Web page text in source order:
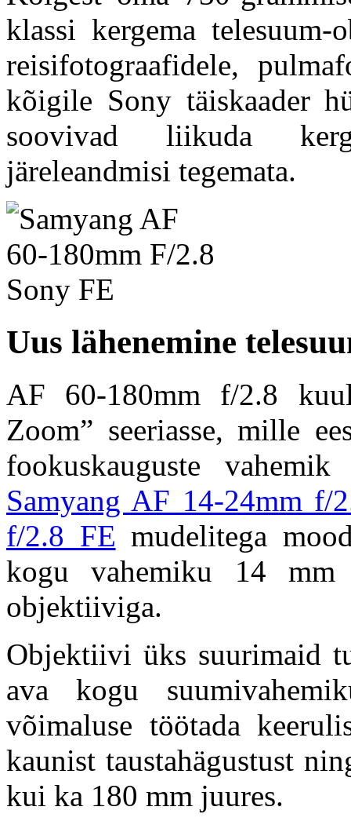
klassi kergema
reisifotograafidele,
kõigile Sony täiskaader
soovivad liikuda
järeleandmisi tegemata.
Uus lähenemine
AF 60-180mm f/2.8
Zoom” seeriasse, mille
fookuskauguste
Samyang AF 14-24mm f/
f/2.8 FE mudelitega
kogu vahemiku 14
objektiiviga.
Objektiivi üks suurimaid
ava kogu
võimaluse töötada
kaunist taustahägustust
kui ka 180 mm juures.